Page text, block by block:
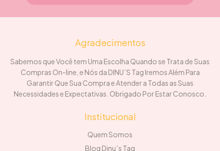
Agradecimentos
Sabemos que Você tem Uma Escolha Quando se Trata de Suas
Compras On-line, e Nós da DINU´S Tag Iremos Além Para
Garantir Que Sua Compra e Atender a Todas as Suas
Necessidades e Expectativas. Obrigado Por Estar Conosco.
Institucional
Quem Somos
Blog Dinu´s Tag